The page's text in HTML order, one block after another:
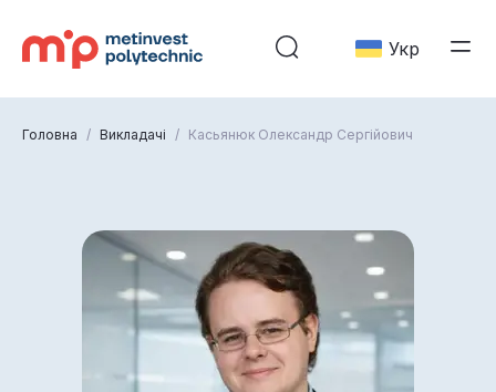
Укр
Головна / Викладачі / Касьянюк Олександр Сергійович